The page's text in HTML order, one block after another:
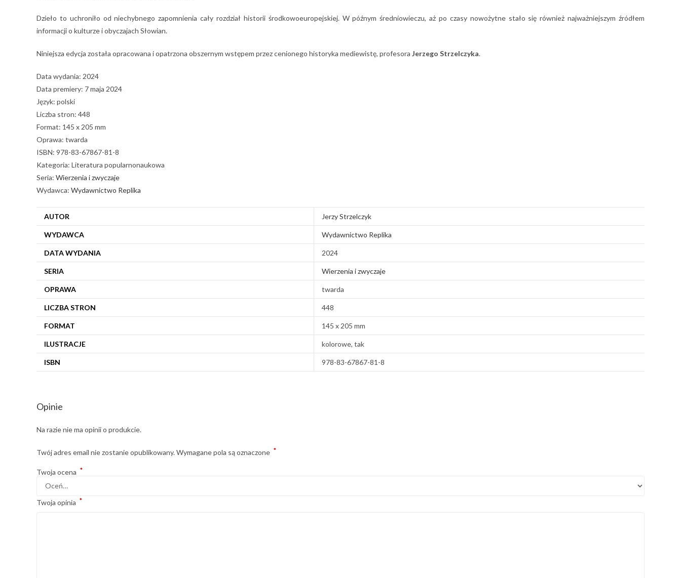
Dzieło to uchroniło od niechybnego zapomnienia cały rozdział historii środkowoeuropejskiej. W późnym średniowieczu, aż po czasy nowożytne stało się również najważniejszym źródłem
informacji o kulturze i obyczajach Słowian.
Niniejsza edycja została opracowana i opatrzona obszernym wstępem przez cenionego historyka mediewistę, profesora Jerzego Strzelczyka.
Data wydania: 2024
Data premiery: 7 maja 2024
Język: polski
Liczba stron: 448
Format: 145 x 205 mm
Oprawa: twarda
ISBN: 978-83-67867-81-8
Kategoria: Literatura popularnonaukowa
Seria: Wierzenia i zwyczaje
Wydawca: Wydawnictwo Replika
AUTOR Jerzy Strzelczyk
WYDAWCA Wydawnictwo Replika
DATA WYDANIA 2024
SERIA Wierzenia i zwyczaje
OPRAWA twarda
LICZBA STRON 448
FORMAT 145 x 205 mm
ILUSTRACJE kolorowe, tak
ISBN 978-83-67867-81-8
Opinie
Na razie nie ma opinii o produkcie.
Twój adres email nie zostanie opublikowany.Wymagane pola są oznaczone *
Twoja ocena *
Twoja opinia *